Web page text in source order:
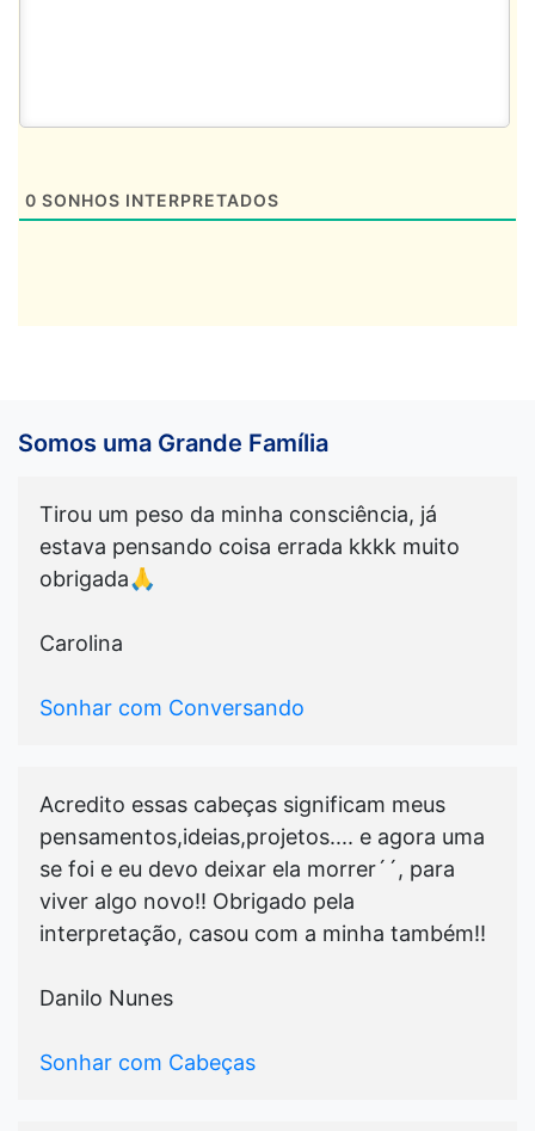
0 SONHOS INTERPRETADOS
Somos uma Grande Família
Tirou um peso da minha consciência, já
estava pensando coisa errada kkkk muito
obrigada🙏
Carolina
Sonhar com Conversando
Acredito essas cabeças significam meus
pensamentos,ideias,projetos.... e agora uma
se foi e eu devo deixar ela morrer´´, para
viver algo novo!! Obrigado pela
interpretação, casou com a minha também!!
Danilo Nunes
Sonhar com Cabeças